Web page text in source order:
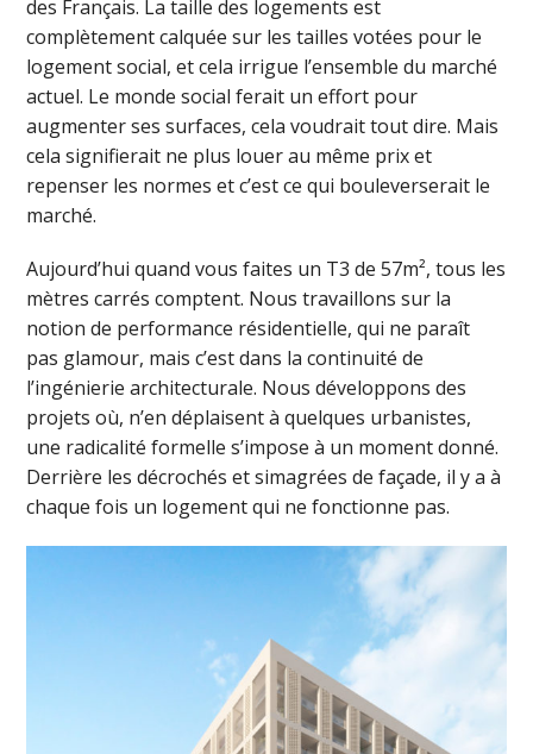
des Français. La taille des logements est
complètement calquée sur les tailles votées pour le
logement social, et cela irrigue l’ensemble du marché
actuel. Le monde social ferait un effort pour
augmenter ses surfaces, cela voudrait tout dire. Mais
cela signifierait ne plus louer au même prix et
repenser les normes et c’est ce qui bouleverserait le
marché.
Aujourd’hui quand vous faites un T3 de 57m², tous les
mètres carrés comptent. Nous travaillons sur la
notion de performance résidentielle, qui ne paraît
pas glamour, mais c’est dans la continuité de
l’ingénierie architecturale. Nous développons des
projets où, n’en déplaisent à quelques urbanistes,
une radicalité formelle s’impose à un moment donné.
Derrière les décrochés et simagrées de façade, il y a à
chaque fois un logement qui ne fonctionne pas.